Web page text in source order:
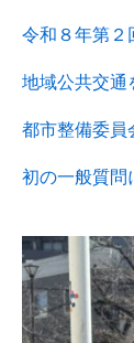
令和８年第２
地域公共交通
都市整備委員
初の一般質問